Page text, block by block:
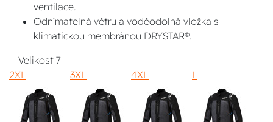
ventilace.
Odnímatelná větru a voděodolná vložka s
klimatickou membránou DRYSTAR®.
Velikost 7
2XL
3XL 4XL L